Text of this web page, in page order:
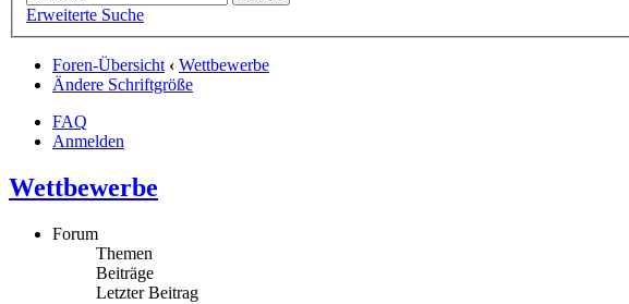
Erweiterte Suche
Foren-Übersicht ‹ Wettbewerbe
Ändere Schriftgröße
FAQ
Anmelden
Wettbewerbe
Forum
Themen
Beiträge
Letzter Beitrag